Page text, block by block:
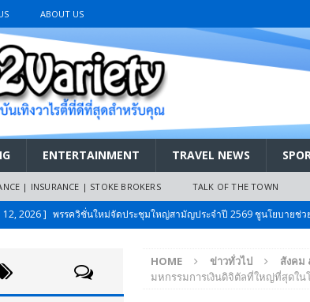
ABOUT US
ENTERTAINMENT TRAVEL NEWS
| INSURANCE | STOKE BROKERS TALK OF THE TOWN
2026 ] พรรควิชั่นใหม่จัดประชุมใหญ่สามัญประจำปี 2569 ชูนโยบายช่
26, 2026 ]
เริ่มแล้วงานมหกรรมยานยนต์ The 47th Bangkok
AUTO NEWS
HOME ข่าวทั่วไป สังคม
มหกรรมการเงินดิจิตัลที่ใหญ่ที่สุดใน